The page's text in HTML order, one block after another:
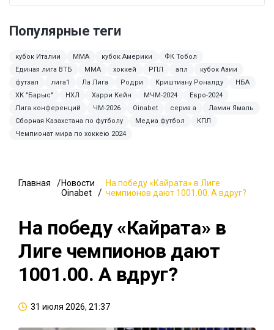
Популярные теги
кубок Италии ММА кубок Америки
ФК Тобол
Единая лига ВТБ
MMA хоккей РПЛ апл
кубок Азии
футзал
лига1 Ла Лига Родри Криштиану Роналду
НБА
ХК "Барыс"
НХЛ Харри Кейн МЧМ-2024
Евро-2024
Лига конференций
ЧМ-2026 Oinabet сериа а
Ламин Ямаль
Сборная Казахстана по футболу
Медиа футбол
КПЛ
Чемпионат мира по хоккею 2024
Главная
Новости
Oinabet
На победу «Кайрата» в Лиге
чемпионов дают 1001.00. А вдруг?
На победу «Кайрата» в
Лиге чемпионов дают
1001.00. А вдруг?
31 июля 2026, 21:37